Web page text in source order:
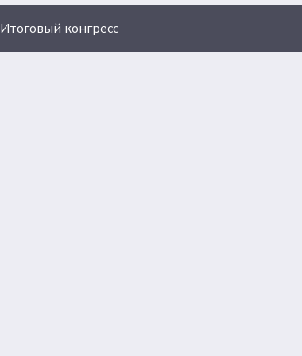
Итоговый конгресс